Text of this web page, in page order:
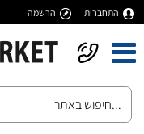
התחברות הרשמה